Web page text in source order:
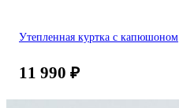
Утепленная куртка с капюшоном
11 990 ₽